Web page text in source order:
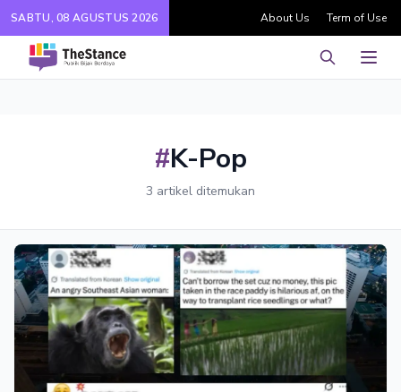
SABTU, 08 AGUSTUS 2026 About Us Term of Use
Pencarian
#K-Pop
3 artikel ditemukan